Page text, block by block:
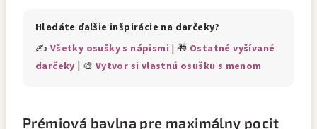
Hľadáte ďalšie inšpirácie na darčeky?
✍️ Všetky osušky s nápismi | 🎁 Ostatné vyšívané
darčeky | 🎨 Vytvor si vlastnú osušku s menom
Prémiová bavlna pre maximálny pocit